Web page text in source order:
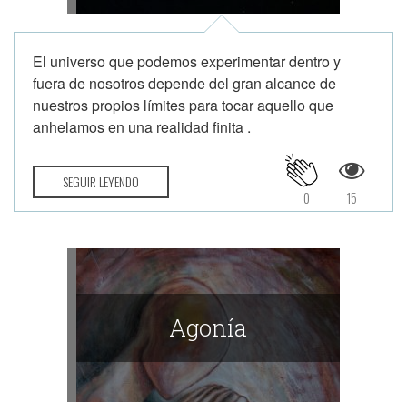
El universo que podemos experimentar dentro y
fuera de nosotros depende del gran alcance de
nuestros propios límites para tocar aquello que
anhelamos en una realidad finita .
SEGUIR LEYENDO
15
0
Agonía